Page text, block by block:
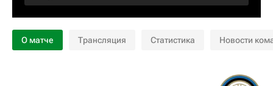
О матче Трансляция Статистика Новости